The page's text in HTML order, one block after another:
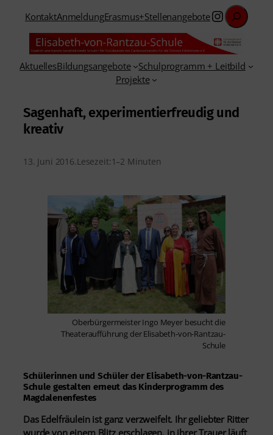
KontaktAnmeldungErasmus+Stellenangebote
Suchen
AktuellesBildungsangebote
Schulprogramm + Leitbild
Projekte
Sagenhaft, experimentierfreudig und
kreativ
13. Juni 2016.Lesezeit: 1–2 Minuten
Oberbürgermeister Ingo Meyer besucht die
Theateraufführung der Elisabeth-von-Rantzau-
Schule
Schülerinnen und Schüler der Elisabeth-von-Rantzau-
Schule gestalten erneut das Kinderprogramm des
Magdalenenfestes
Das Edelfräulein ist ganz verzweifelt. Ihr geliebter Ritter
wurde von einem Blitz erschlagen, in ihrer Trauer läuft